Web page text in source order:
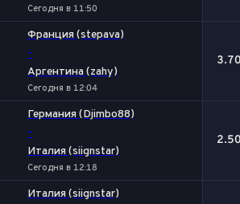
Сегодня в 11:50
Франция (stepava)
-
Аргентина (zahy)
Сегодня в 12:04
3.70
Германия (Djimbo88)
-
Италия (siignstar)
Сегодня в 12:18
2.50
Италия (siignstar)